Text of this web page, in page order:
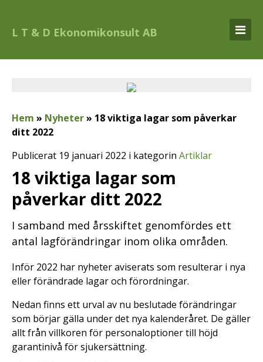
L T & D Ekonomikonsult AB
Hem » Nyheter» 18 viktiga lagar som påverkar
ditt 2022
Publicerat 19 januari 2022 i kategorin Artiklar
18 viktiga lagar som
påverkar ditt 2022
I samband med årsskiftet genomfördes ett
antal lagförändringar inom olika områden.
Inför 2022 har nyheter aviserats som resulterar i nya
eller förändrade lagar och förordningar.
Nedan finns ett urval av nu beslutade förändringar
som börjar gälla under det nya kalenderåret. De gäller
allt från villkoren för personaloptioner till höjd
garantinivå för sjukersättning.